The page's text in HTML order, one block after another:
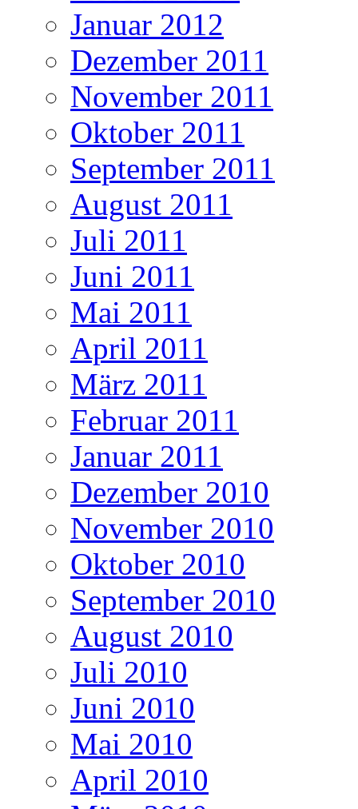
Januar 2012
Dezember 2011
November 2011
Oktober 2011
September 2011
August 2011
Juli 2011
Juni 2011
Mai 2011
April 2011
März 2011
Februar 2011
Januar 2011
Dezember 2010
November 2010
Oktober 2010
September 2010
August 2010
Juli 2010
Juni 2010
Mai 2010
April 2010